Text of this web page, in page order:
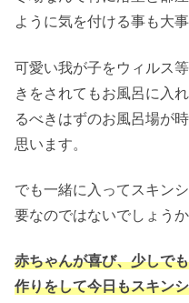
ように気を付ける事も大事
可愛い我が子をウィルス
きをされてもお風呂に入
るべきはずのお風呂場が
思います。
でも一緒に入ってスキン
要なのではないでしょうか
赤ちゃんが喜び、少しで
作りをして今日もスキン